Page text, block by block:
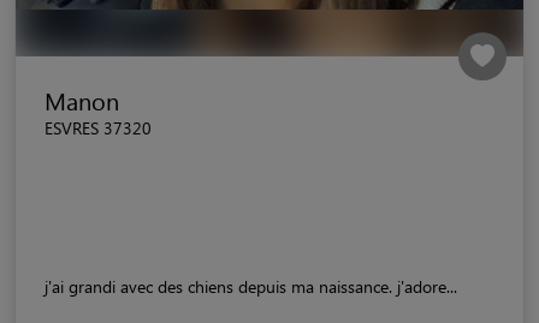
Manon
ESVRES 37320
j'ai grandi avec des chiens depuis ma naissance. j'adore...